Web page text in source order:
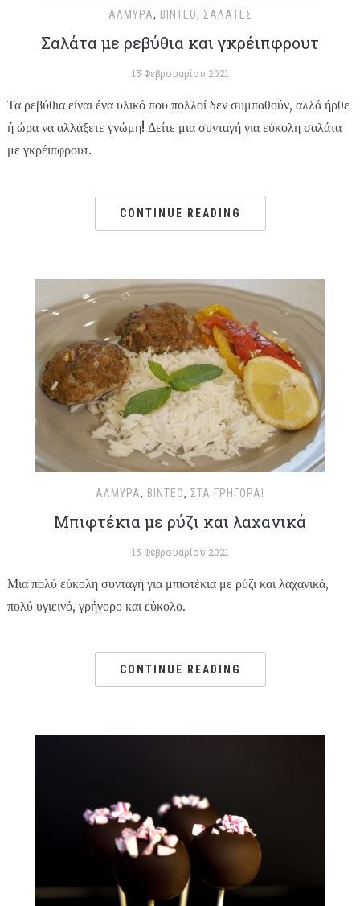
ΑΛΜΥΡΆ, ΒΊΝΤΕΟ, ΣΑΛΆΤΕΣ
Σαλάτα με ρεβύθια και γκρέιπφρουτ
15 Φεβρουαρίου 2021
Τα ρεβύθια είναι ένα υλικό που πολλοί δεν συμπαθούν, αλλά ήρθε
ή ώρα να αλλάξετε γνώμη! Δείτε μια συνταγή για εύκολη σαλάτα
με γκρέιπφρουτ.
CONTINUE READING
ΑΛΜΥΡΆ, ΒΊΝΤΕΟ, ΣΤΑ ΓΡΉΓΟΡΑ!
Μπιφτέκια με ρύζι και λαχανικά
15 Φεβρουαρίου 2021
Μια πολύ εύκολη συνταγή για μπιφτέκια με ρύζι και λαχανικά,
πολύ υγιεινό, γρήγορο και εύκολο.
CONTINUE READING